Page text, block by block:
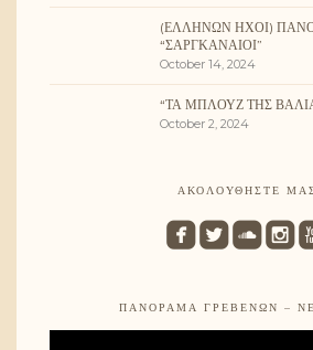
(ΕΛΛΉΝΩΝ ΉΧΟΙ)
“ΣΑΡΓΚΑΝΑΊΟΙ”
October 14, 2024
“ΤΑ ΜΠΛΟΥΖ ΤΗΣ
October 2, 2024
ΑΚΟΛΟΥΘΉΣΤΕ
roundedfacebookroundedtwitterbirdroundedsoundcloudroundedinstagram
ΠΑΝΌΡΑΜΑ ΓΡΕΒΕΝΏΝ –